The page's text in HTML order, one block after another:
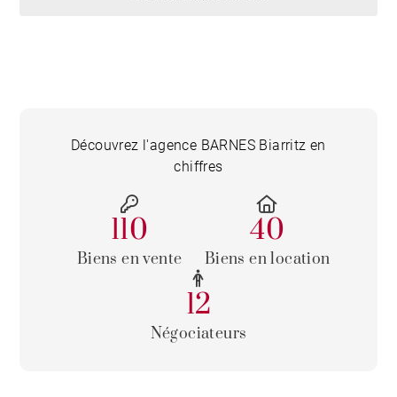
Découvrez l'agence BARNES Biarritz en
chiffres
110
Biens en vente
40
Biens en location
12
Négociateurs